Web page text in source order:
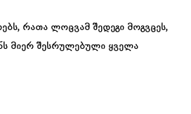
რათა ლოცვამ შედეგი მოგვცეს,
მიერ შესრულებული ყველა